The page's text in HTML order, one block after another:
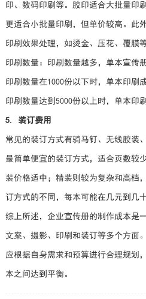
印、数码印刷等。胶印适合大批量印
更适合小批量印刷，但单价较高。此
印刷效果处理，如烫金、压花、覆膜
印刷数量：印刷数量越多，单本宣传
印刷数量在1000份以下时，单本印刷
印刷数量达到5000份以上时，单本印
5. 装订费用
常见的装订方式有骑马钉、无线胶装
最简单便宜的装订方式，适合页数较
装价格适中；精装则较为复杂和高档
订方式的不同，每本可能在几元到几
综上所述，企业宣传册的制作成本是
文案、摄影、印刷和装订等多个方面
应根据自身需求和预算进行合理规划
本之间达到平衡。